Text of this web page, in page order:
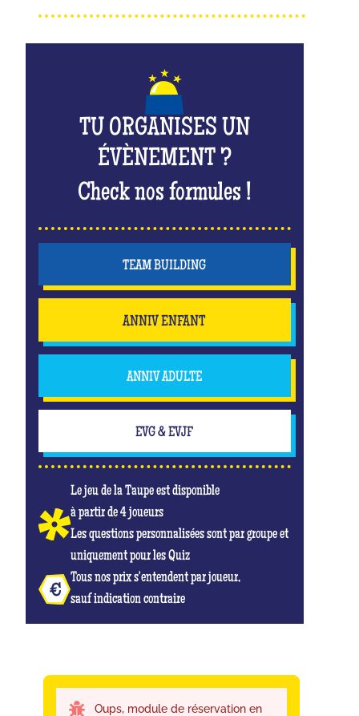
TU ORGANISES UN
ÉVÈNEMENT ?
Check nos formules !
TEAM BUILDING
ANNIV ENFANT
ANNIV ADULTE
EVG & EVJF
Le jeu de la Taupe est disponible
à partir de 4 joueurs
Les questions personnalisées sont par groupe et
uniquement pour les Quiz
Tous nos prix s'entendent par joueur,
sauf indication contraire
Oups, module de réservation en